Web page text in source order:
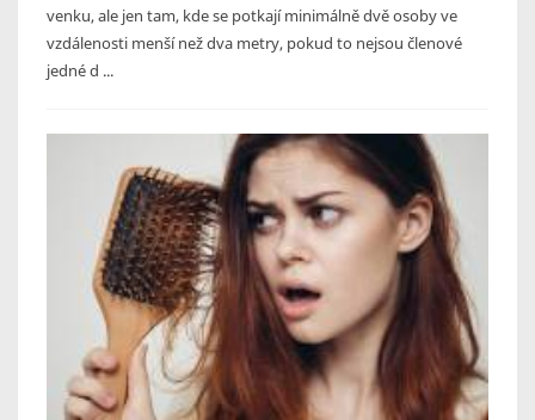
venku, ale jen tam, kde se potkají minimálně dvě osoby ve
vzdálenosti menší než dva metry, pokud to nejsou členové
jedné d ...